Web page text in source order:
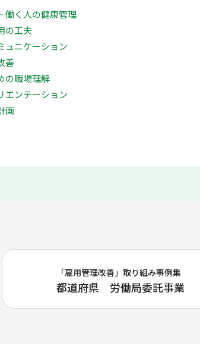
働く人の健康管理
の工夫
ュニケーション
善
の職場理解
エンテーション
画
「雇用管理改善」取り組み事例集
都道府県 労働局委託事業